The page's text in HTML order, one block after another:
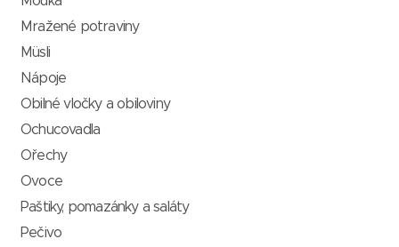
Mražené potraviny
Müsli
Nápoje
Obilné vločky a obiloviny
Ochucovadla
Ořechy
Ovoce
Paštiky, pomazánky a saláty
Pečivo